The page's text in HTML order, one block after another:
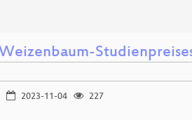
2023-11-04
227